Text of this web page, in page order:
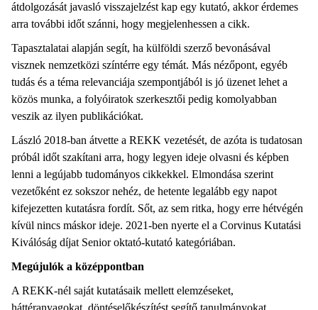
átdolgozását javasló visszajelzést kap egy kutató, akkor érdemes
arra további időt szánni, hogy megjelenhessen a cikk.
Tapasztalatai alapján segít, ha külföldi szerző bevonásával
visznek nemzetközi színtérre egy témát. Más nézőpont, egyéb
tudás és a téma relevanciája szempontjából is jó üzenet lehet a
közös munka, a folyóiratok szerkesztői pedig komolyabban
veszik az ilyen publikációkat.
László 2018-ban átvette a REKK vezetését, de azóta is tudatosan
próbál időt szakítani arra, hogy legyen ideje olvasni és képben
lenni a legújabb tudományos cikkekkel. Elmondása szerint
vezetőként ez sokszor nehéz, de hetente legalább egy napot
kifejezetten kutatásra fordít. Sőt, az sem ritka, hogy erre hétvégén
kívül nincs máskor ideje. 2021-ben nyerte el a Corvinus Kutatási
Kiválóság díjat Senior oktató-kutató kategóriában.
Megújulók a középpontban
A REKK-nél saját kutatásaik mellett elemzéseket,